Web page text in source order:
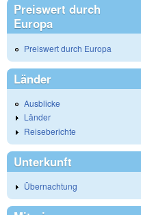
Preiswert durch
Europa
Preiswert durch Europa
Länder
Ausblicke
Länder
Reiseberichte
Unterkunft
Übernachtung